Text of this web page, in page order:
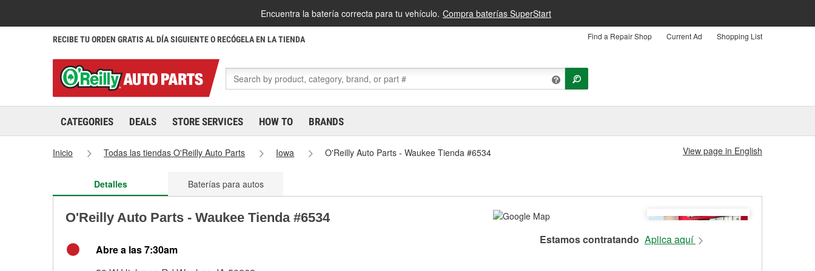
Encuentra la batería correcta para tu vehículo. Compra baterías SuperStart
RECIBE TU ORDEN GRATIS AL DÍA SIGUIENTE O RECÓGELA EN LA TIENDA Find a Repair Shop Current Ad Shopping List
CATEGORIES DEALS STORE SERVICES HOW TO BRANDS
Inicio Todas las tiendas O'Reilly Auto Parts Iowa O'Reilly Auto Parts - Waukee Tienda #6534 View page in English
Detalles Baterías para autos
O'Reilly Auto Parts - Waukee Tienda #6534
Abre a las 7:30am
Estamos contratando Aplica aquí